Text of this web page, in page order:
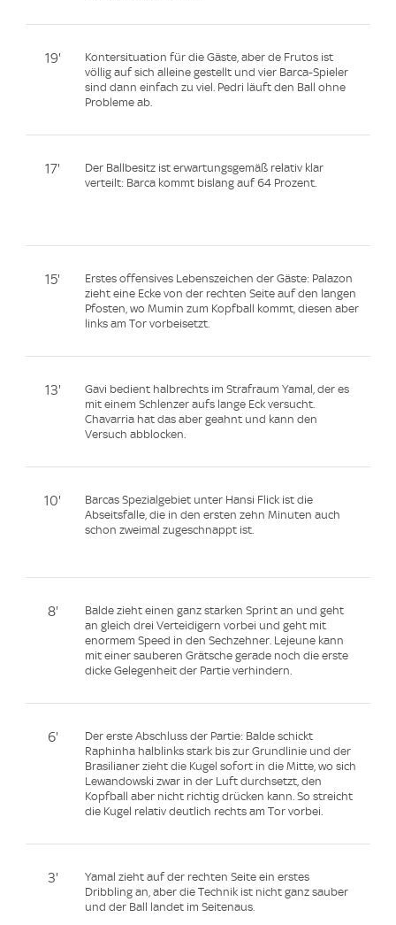
19'
Kontersituation für die Gäste, aber de Frutos ist
völlig auf sich alleine gestellt und vier Barca-Spieler
sind dann einfach zu viel. Pedri läuft den Ball ohne
Probleme ab.
17'
Der Ballbesitz ist erwartungsgemäß relativ klar
verteilt: Barca kommt bislang auf 64 Prozent.
15'
Erstes offensives Lebenszeichen der Gäste: Palazon
zieht eine Ecke von der rechten Seite auf den langen
Pfosten, wo Mumin zum Kopfball kommt, diesen aber
links am Tor vorbeisetzt.
13'
Gavi bedient halbrechts im Strafraum Yamal, der es
mit einem Schlenzer aufs lange Eck versucht.
Chavarria hat das aber geahnt und kann den
Versuch abblocken.
10'
Barcas Spezialgebiet unter Hansi Flick ist die
Abseitsfalle, die in den ersten zehn Minuten auch
schon zweimal zugeschnappt ist.
8'
Balde zieht einen ganz starken Sprint an und geht
an gleich drei Verteidigern vorbei und geht mit
enormem Speed in den Sechzehner. Lejeune kann
mit einer sauberen Grätsche gerade noch die erste
dicke Gelegenheit der Partie verhindern.
6'
Der erste Abschluss der Partie: Balde schickt
Raphinha halblinks stark bis zur Grundlinie und der
Brasilianer zieht die Kugel sofort in die Mitte, wo sich
Lewandowski zwar in der Luft durchsetzt, den
Kopfball aber nicht richtig drücken kann. So streicht
die Kugel relativ deutlich rechts am Tor vorbei.
3'
Yamal zieht auf der rechten Seite ein erstes
Dribbling an, aber die Technik ist nicht ganz sauber
und der Ball landet im Seitenaus.